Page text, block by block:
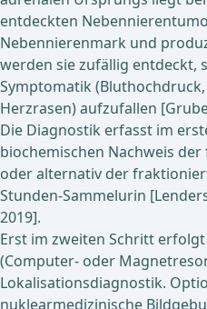
entdeckten
Nebennierenmark und
werden sie zufällig entdeckt,
Symptomatik
Herzrasen) aufzufallen
Die Diagnostik erfasst im
biochemischen Nachweis
oder alternativ der
Stunden-Sammelurin
2019].
Erst im zweiten Schritt
(Computer- oder
Lokalisationsdiagnostik.
nuklearmedizinische